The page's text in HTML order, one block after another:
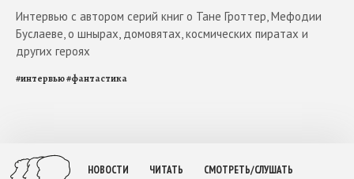
Интервью с автором серий книг о Тане Гроттер, Мефодии
Буслаеве, о шнырах, домовятах, космических пиратах и
других героях
#интервью#фантастика
НОВОСТИ ЧИТАТЬ
СМОТРЕТЬ/СЛУШАТЬ